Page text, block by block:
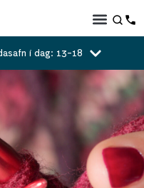
í dag: 13-18